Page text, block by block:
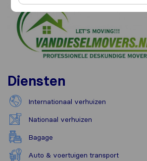
Diensten
Internationaal verhuizen
Nationaal verhuizen
Bagage
Auto & voertuigen transport